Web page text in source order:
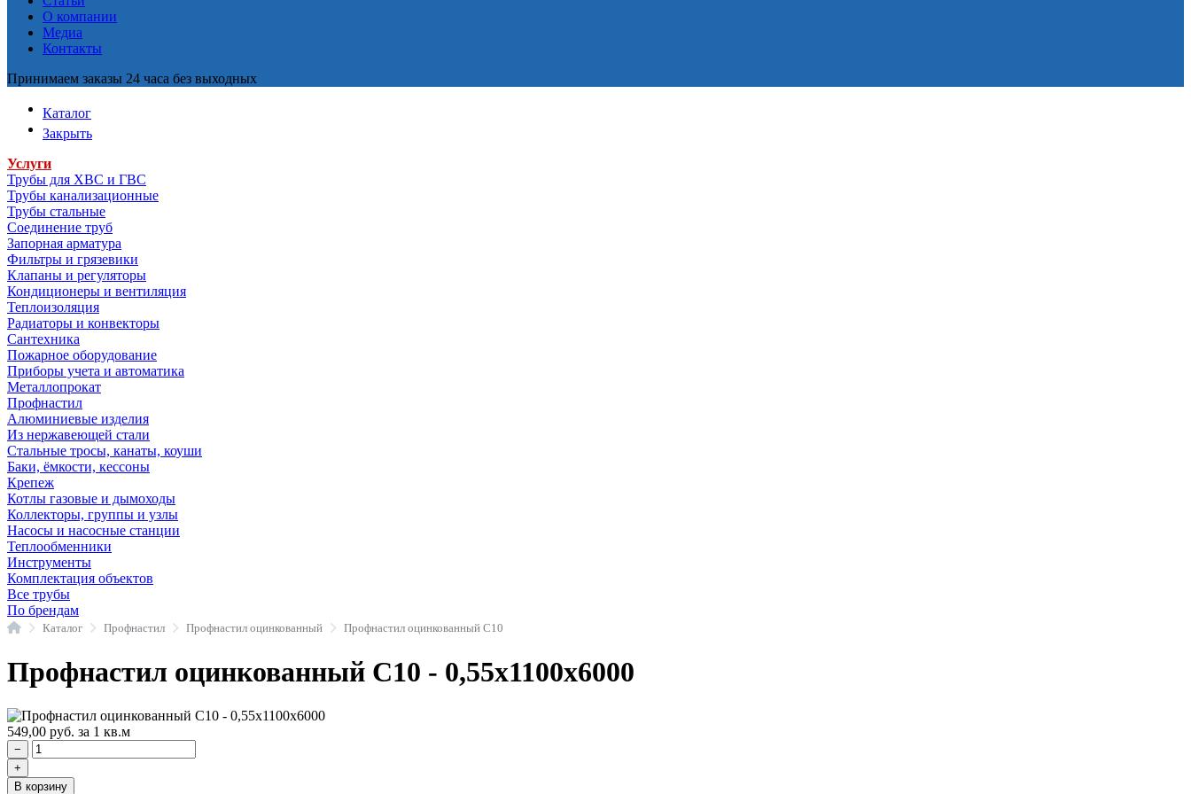
О компании
Медиа
Контакты
Принимаем заказы 24 часа без выходных
Каталог
Закрыть
Услуги
Трубы для ХВС и ГВС
Трубы канализационные
Трубы стальные
Соединение труб
Запорная арматура
Фильтры и грязевики
Клапаны и регуляторы
Кондиционеры и вентиляция
Теплоизоляция
Радиаторы и конвекторы
Сантехника
Пожарное оборудование
Приборы учета и автоматика
Металлопрокат
Профнастил
Алюминиевые изделия
Из нержавеющей стали
Стальные тросы, канаты, коуши
Баки, ёмкости, кессоны
Крепеж
Котлы газовые и дымоходы
Коллекторы, группы и узлы
Насосы и насосные станции
Теплообменники
Инструменты
Комплектация объектов
Все трубы
По брендам
ГлавнаяКаталог Профнастил Профнастил оцинкованный Профнастил оцинкованный С10
Профнастил оцинкованный С10 - 0,55x1100x6000
549,00 руб. за 1 кв.м
−
+
В корзину